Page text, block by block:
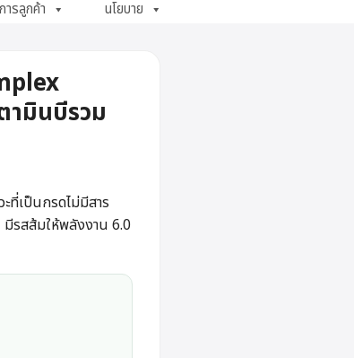
ารลูกค้า นโยบาย
ามินบีรวม
ที่เป็นกรดไม่มีสาร
มีรสส้มให้พลังงาน 6.0